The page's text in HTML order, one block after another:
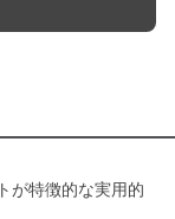
が特徴的な実用的